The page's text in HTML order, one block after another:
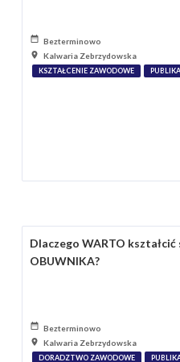
Bezterminowo
Kalwaria Zebrzydowska
KSZTAŁCENIE ZAWODOWE
Dlaczego WARTO kształcić
OBUWNIKA?
Bezterminowo
Kalwaria Zebrzydowska
DORADZTWO ZAWODOWE